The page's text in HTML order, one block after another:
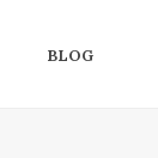
BLOG